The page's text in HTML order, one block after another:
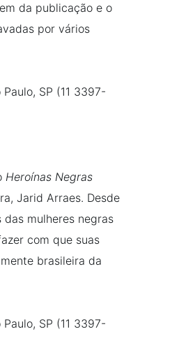
da publicação e o
por vários
SP (11 3397-
Heroínas Negras
Jarid Arraes. Desde
mulheres negras
com que suas
brasileira da
SP (11 3397-